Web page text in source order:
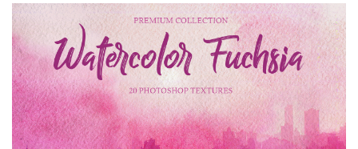
Small 800*533px
Watercolor Fuchsia
(20 Textures)
Large 6000*4000px
Entire Collection